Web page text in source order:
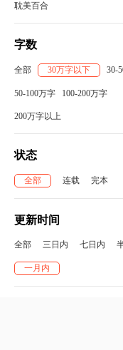
耽美百合
字数
全部 30万字以下 30-
50-100万字 100-200万字
200万字以上
状态
全部 连载 完本
更新时间
全部 三日内 七日内
一月内